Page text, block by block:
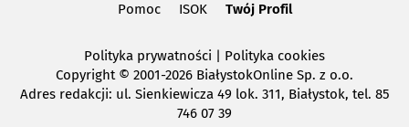
Pomoc
ISOK Twój Profil
Polityka prywatności | Polityka cookies
Copyright© 2001-2026 BiałystokOnline Sp. z o.o.
Adres redakcji: ul. Sienkiewicza 49 lok. 311, Białystok, tel. 85
746 07 39